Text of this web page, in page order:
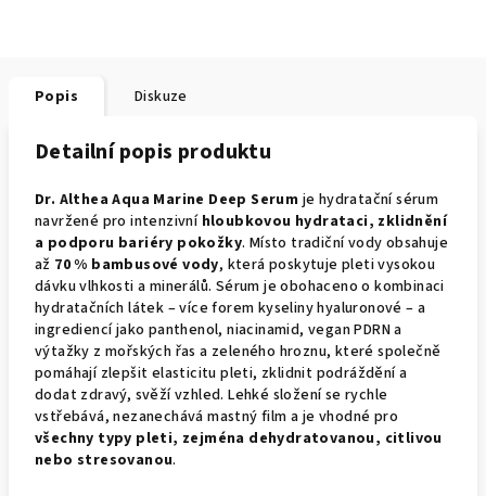
Popis Diskuze
Detailní popis produktu
Dr. Althea Aqua Marine Deep Serum je hydratační sérum
navržené pro intenzivní hloubkovou hydrataci, zklidnění
a podporu bariéry pokožky. Místo tradiční vody obsahuje
až 70 % bambusové vody, která poskytuje pleti vysokou
dávku vlhkosti a minerálů. Sérum je obohaceno o kombinaci
hydratačních látek – více forem kyseliny hyaluronové – a
ingrediencí jako panthenol, niacinamid, vegan PDRN a
výtažky z mořských řas a zeleného hroznu, které společně
pomáhají zlepšit elasticitu pleti, zklidnit podráždění a
dodat zdravý, svěží vzhled. Lehké složení se rychle
vstřebává, nezanechává mastný film a je vhodné pro
všechny typy pleti, zejména dehydratovanou, citlivou
nebo stresovanou.